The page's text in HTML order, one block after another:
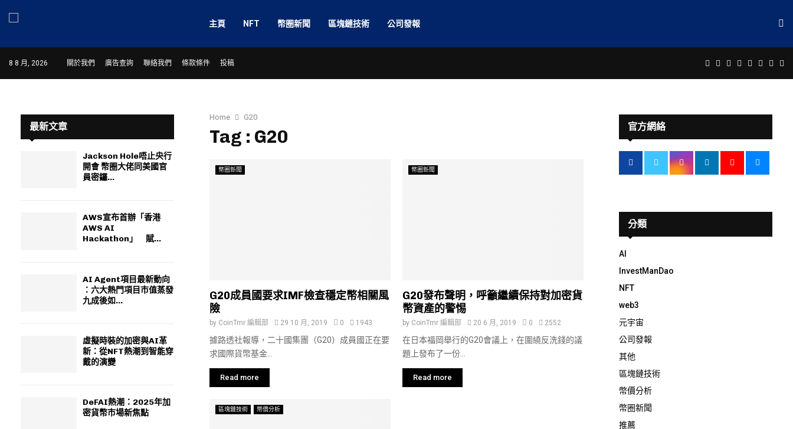
主頁 NFT 幣圈新聞 區塊鏈技術 公司發報
8 8 月, 2026 關於我們 廣告查詢 聯絡我們 條款條件 投稿 Facebook
TwitterInstagram
Linkedin
Youtube
Email
Rss
Home G20
Tag : G20
幣圈新聞
G20成員國要求IMF檢查穩定幣相關風
險
by CoinTmr 編輯部 29 10 月, 2019 0 1943
據路透社報導，二十國集團（G20）成員國正在要
求國際貨幣基金...
Read more
幣圈新聞
G20發布聲明，呼籲繼續保持對加密貨
幣資產的警惕
by CoinTmr 編輯部 20 6 月, 2019 0 2552
在日本福岡舉行的G20會議上，在圍繞反洗錢的議
題上發布了一份...
Read more
區塊鏈技術 幣價分析
最新文章
Jackson Hole唔止央行
開會 幣圈大佬同美國官
員密鑼...
AWS宣布首辦「香港
AWS AI
Hackathon」 賦...
AI Agent項目最新動向
：六大熱門項目市值蒸發
九成後如...
虛擬時裝的加密與AI革
新：從NFT熱潮到智能穿
戴的演變
DeFAI熱潮：2025年加
密貨幣市場新焦點
官方網絡
分類
AI
InvestManDao
NFT
web3
元宇宙
公司發報
其他
區塊鏈技術
幣價分析
幣圈新聞
推薦